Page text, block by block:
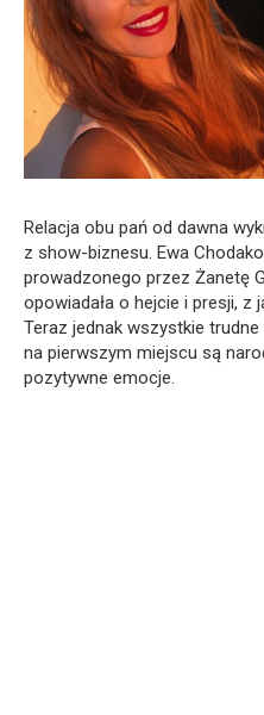
Relacja obu pań od dawna
z show-biznesu. Ewa
prowadzonego przez Żanetę
opowiadała o hejcie i presji, z
Teraz jednak wszystkie
na pierwszym miejscu są
pozytywne emocje.